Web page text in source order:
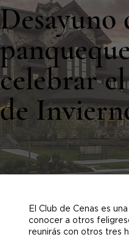
Desayuno
celebrar
de
El Club de Cenas es
conocer a otros
reunirás con otros tres